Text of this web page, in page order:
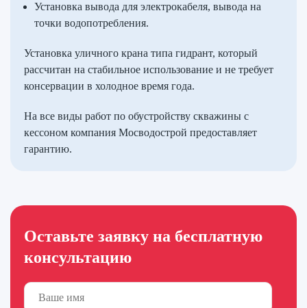
Установка вывода для электрокабеля, вывода на
точки водопотребления.
Установка уличного крана типа гидрант, который
рассчитан на стабильное использование и не требует
консервации в холодное время года.
На все виды работ по обустройству скважины с
кессоном компания Мосводострой предоставляет
гарантию.
Оставьте заявку на бесплатную
консультацию